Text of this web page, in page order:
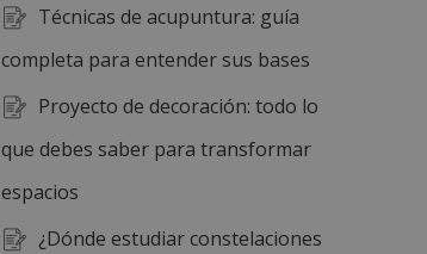
Técnicas de acupuntura: guía
completa para entender sus bases
Proyecto de decoración: todo lo
que debes saber para transformar
espacios
¿Dónde estudiar constelaciones